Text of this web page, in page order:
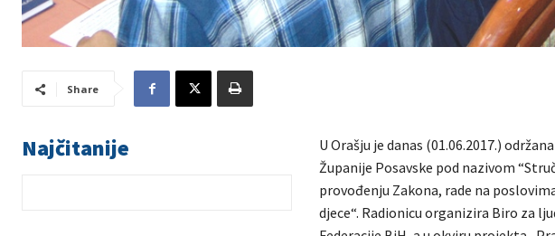
Share
Najčitanije
U Orašju je danas (01.06.2017.)
Županije Posavske pod nazivom
provođenju Zakona, rade na
djece“. Radionicu organizira Biro za